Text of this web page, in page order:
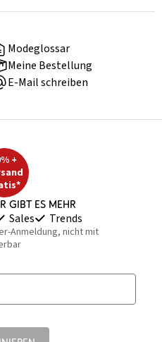
Modeglossar
Meine Bestellung
E-Mail schreiben
+
gibt es mehr
Sales Trends
Anmeldung, nicht mit